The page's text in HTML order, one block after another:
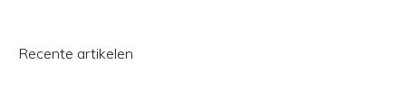
Recente artikelen